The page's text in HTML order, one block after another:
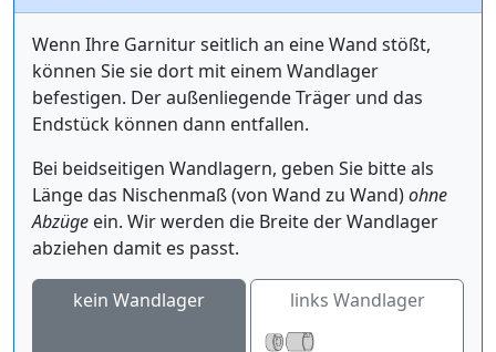
Wenn Ihre Garnitur seitlich an eine Wand stößt,
können Sie sie dort mit einem Wandlager
befestigen. Der außenliegende Träger und das
Endstück können dann entfallen.
Bei beidseitigen Wandlagern, geben Sie bitte als
Länge das Nischenmaß (von Wand zu Wand)ohne
Abzüge ein. Wir werden die Breite der Wandlager
abziehen damit es passt.
kein Wandlager links Wandlager